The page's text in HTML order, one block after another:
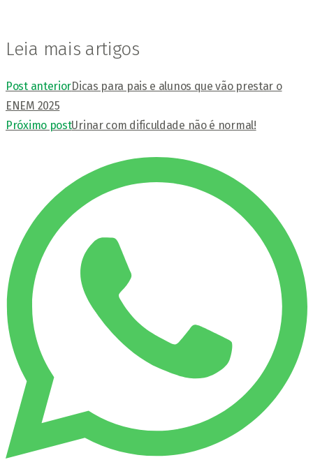
Leia mais artigos
Post anteriorDicas para pais e alunos que vão prestar o
ENEM 2025
Próximo postUrinar com dificuldade não é normal!